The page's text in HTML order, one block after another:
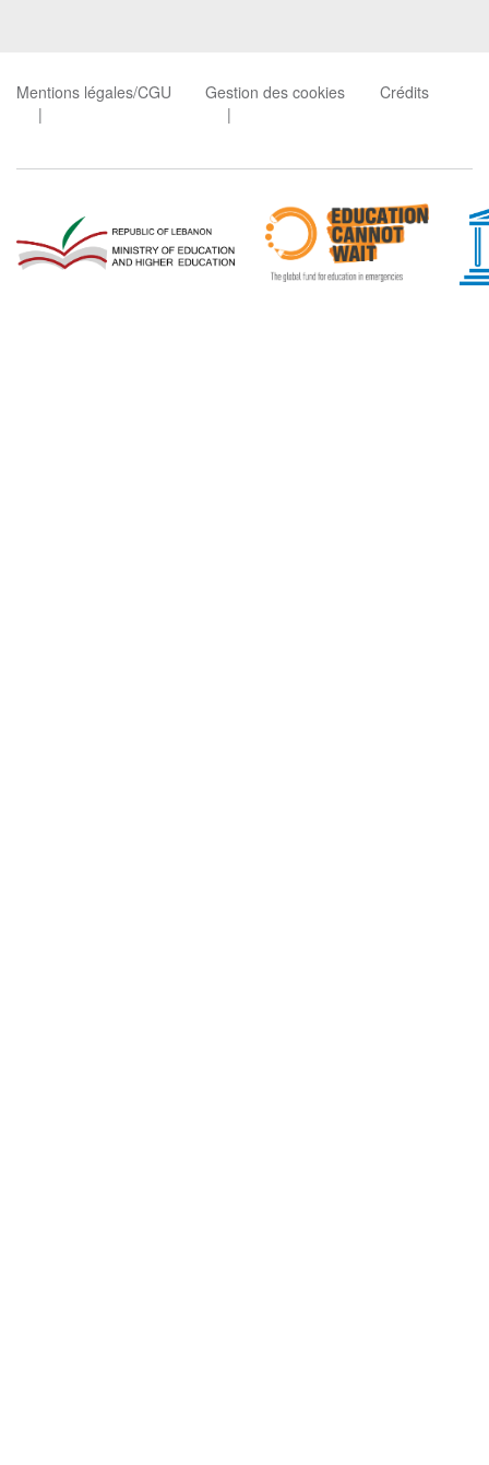
Mentions légales/CGU Gestion des cookies Crédits